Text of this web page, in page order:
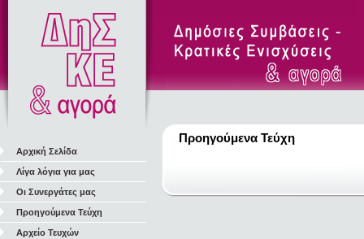
Αρχική Σελίδα
Λίγα λόγια για μας
Οι Συνεργάτες μας
Προηγούμενα Τεύχη
Αρχείο Τευχών
Προηγούμενα Τεύχη